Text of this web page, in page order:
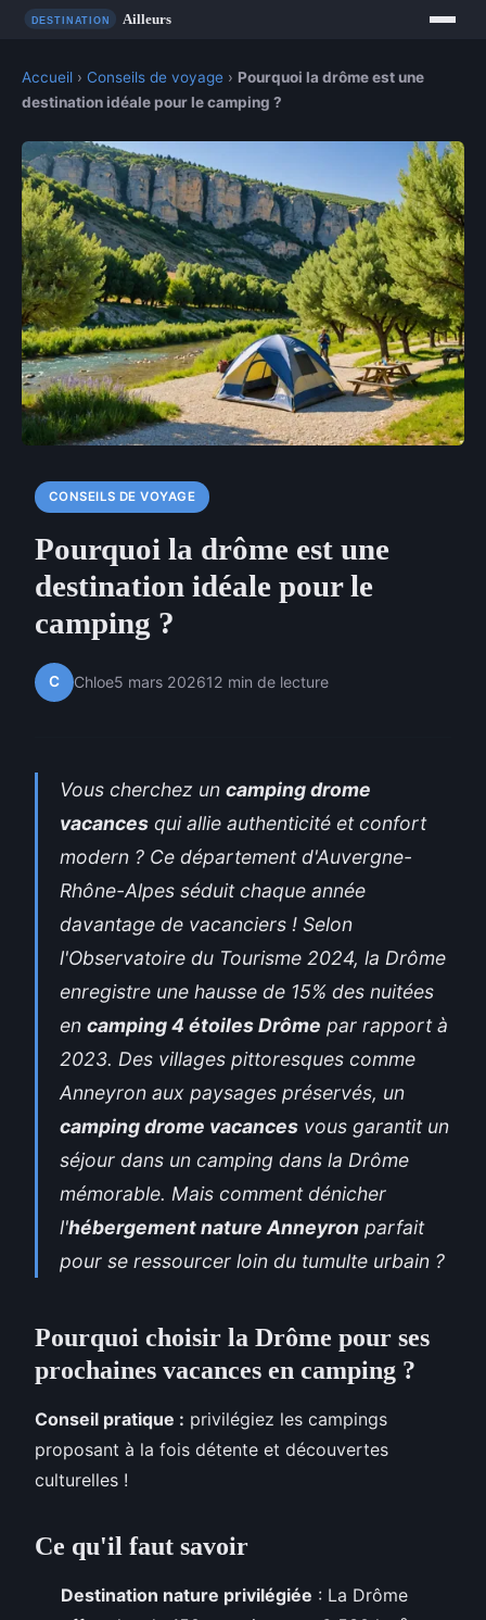
Accueil › Conseils de voyage › Pourquoi la drôme est une
destination idéale pour le camping ?
CONSEILS DE VOYAGE
Pourquoi la drôme est une
destination idéale pour le
camping ?
C Chloe5 mars 202612 min de lecture
Vous cherchez un camping drome
vacances qui allie authenticité et confort
modern ? Ce département d'Auvergne-
Rhône-Alpes séduit chaque année
davantage de vacanciers ! Selon
l'Observatoire du Tourisme 2024, la Drôme
enregistre une hausse de 15% des nuitées
en camping 4 étoiles Drôme par rapport à
2023. Des villages pittoresques comme
Anneyron aux paysages préservés, un
camping drome vacances vous garantit un
séjour dans un camping dans la Drôme
mémorable. Mais comment dénicher
l'hébergement nature Anneyron parfait
pour se ressourcer loin du tumulte urbain ?
Pourquoi choisir la Drôme pour ses
prochaines vacances en camping ?
Conseil pratique : privilégiez les campings
proposant à la fois détente et découvertes
culturelles !
Ce qu'il faut savoir
Destination nature privilégiée : La Drôme